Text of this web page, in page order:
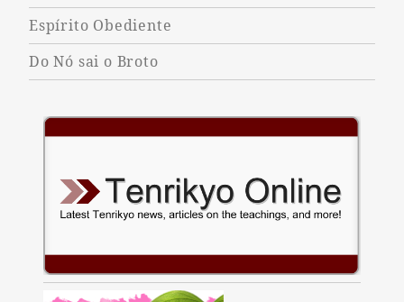
Espírito Obediente
Do Nó sai o Broto